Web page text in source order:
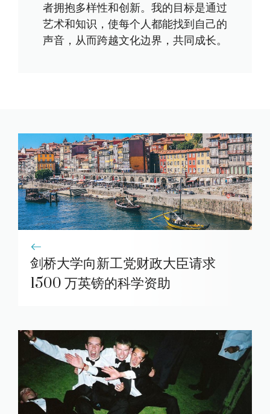
者拥抱多样性和创新。我的目标是通过
艺术和知识，使每个人都能找到自己的
声音，从而跨越文化边界，共同成长。
剑桥大学向新工党财政大臣请求
1500 万英镑的科学资助